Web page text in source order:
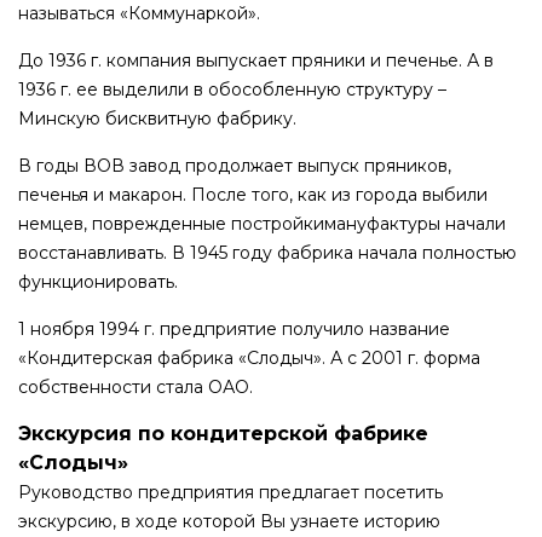
называться «Коммунаркой».
До 1936 г. компания выпускает пряники и печенье. А в
1936 г. ее выделили в обособленную структуру –
Минскую бисквитную фабрику.
В годы ВОВ завод продолжает выпуск пряников,
печенья и макарон. После того, как из города выбили
немцев, поврежденные постройкимануфактуры начали
восстанавливать. В 1945 году фабрика начала полностью
функционировать.
1 ноября 1994 г. предприятие получило название
«Кондитерская фабрика «Слодыч». А с 2001 г. форма
собственности стала ОАО.
Экскурсия по кондитерской фабрике
«Слодыч»
Руководство предприятия предлагает посетить
экскурсию, в ходе которой Вы узнаете историю